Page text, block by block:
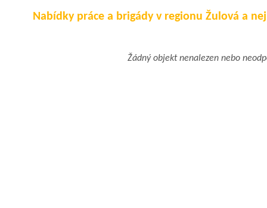
Nabídky práce a brigády v regionu Žulová a
Žádný objekt nenalezen nebo